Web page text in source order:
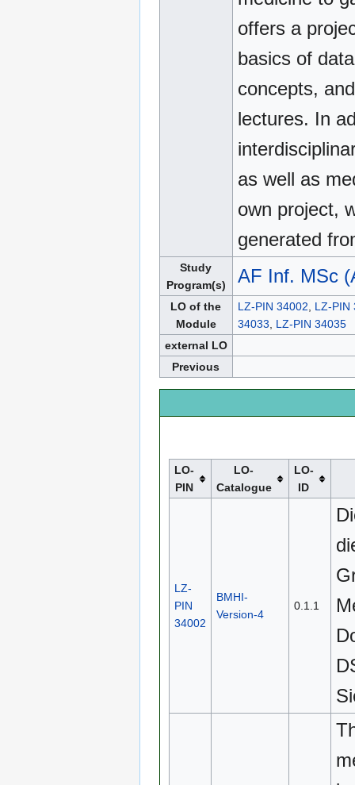
offers a
basics of
concepts,
lectures. In
as well as
own project,
generated
Study
Program(s)
AF Inf. MSc
LO of the
Module
LZ-PIN 34002, LZ-PIN
34033, LZ-PIN 34035
external LO
Previous
LO-
PIN
LO-
Catalogue
LO-
ID
LZ-
PIN
34002
BMHI-
Version-4
0.1.1